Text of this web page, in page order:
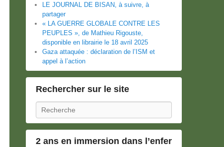
LE JOURNAL DE BISAN, à suivre, à
partager
« LA GUERRE GLOBALE CONTRE LES
PEUPLES », de Mathieu Rigouste,
disponible en librairie le 18 avril 2025
Gaza attaquée : déclaration de l’ISM et
appel à l’action
Rechercher sur le site
Recherche
2 ans en immersion dans l’enfer